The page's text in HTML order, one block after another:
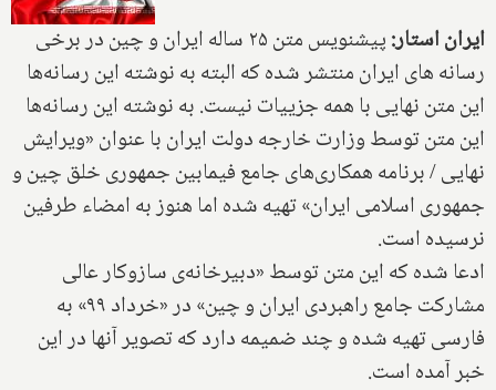
ایران استار:
پیشنویس متن ۲۵ ساله ایران و چین در برخی
رسانه های ایران منتشر شده که البته به نوشته این رسانه‌ها
این متن نهایی با همه جزییات نیست. به نوشته این رسانه‌ها
این متن توسط وزارت خارجه دولت ایران با عنوان «ویرایش
نهایی / برنامه همکاری‌های جامع فیمابین جمهوری خلق چین و
جمهوری اسلامی ایران» تهیه شده اما هنوز به امضاء طرفین
نرسیده است.
ادعا شده که این متن توسط «دبیرخانه‌ی سازوکار عالی
مشارکت جامع راهبردی ایران و چین» در «خرداد ۹۹» به
فارسی تهیه شده و چند ضمیمه دارد که تصویر آنها در این
خبر آمده است.